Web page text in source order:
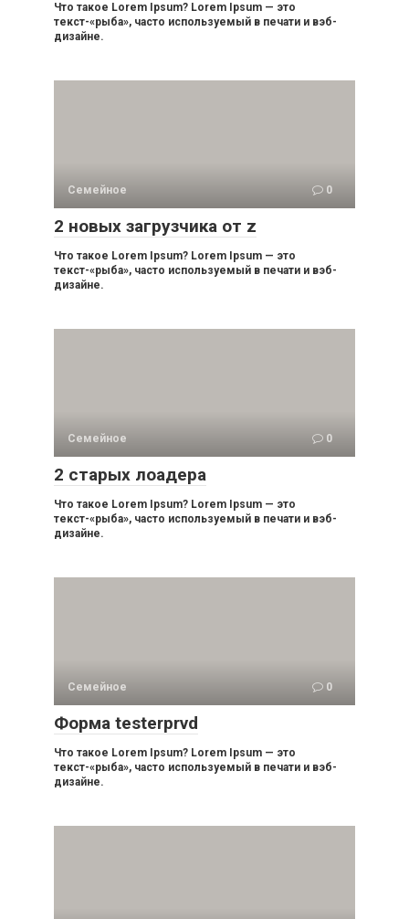
Что такое Lorem Ipsum? Lorem Ipsum — это
текст-«рыба», часто используемый в печати и вэб-
дизайне.
Семейное 0
2 новых загрузчика от z
Что такое Lorem Ipsum? Lorem Ipsum — это
текст-«рыба», часто используемый в печати и вэб-
дизайне.
Семейное 0
2 старых лоадера
Что такое Lorem Ipsum? Lorem Ipsum — это
текст-«рыба», часто используемый в печати и вэб-
дизайне.
Семейное 0
Форма testerprvd
Что такое Lorem Ipsum? Lorem Ipsum — это
текст-«рыба», часто используемый в печати и вэб-
дизайне.